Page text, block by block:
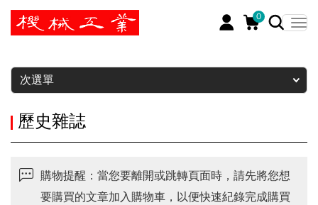
0
暫停
次選單
歷史雜誌
購物提醒：當您要離開或跳轉頁面時，請先將您想
要購買的文章加入購物車，以便快速紀錄完成購買